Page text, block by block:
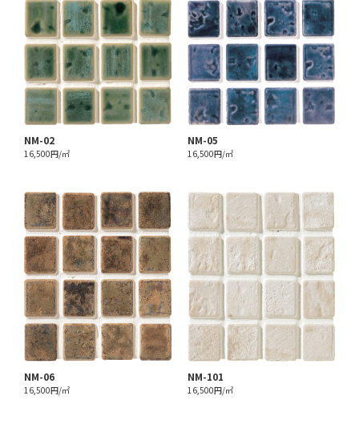
NM-02
16,500円/㎡
NM-05
16,500円/㎡
NM-06
16,500円/㎡
NM-101
16,500円/㎡